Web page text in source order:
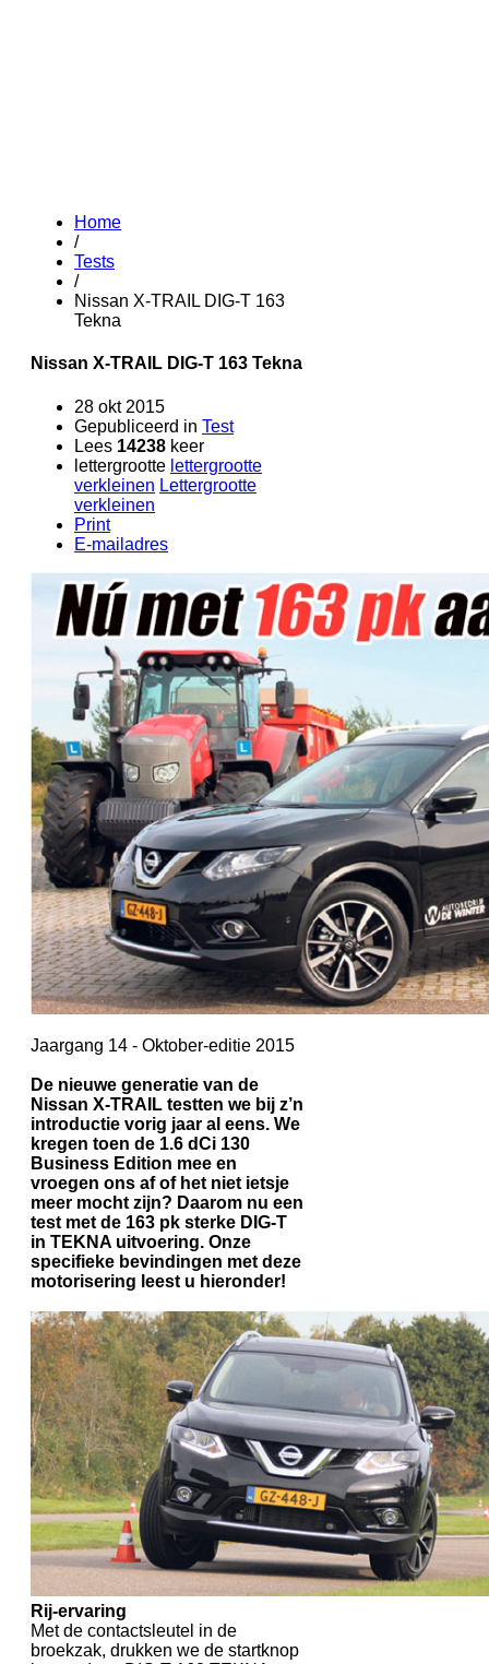
Home
/
Tests
/
Nissan X-TRAIL DIG-T 163
Tekna
Nissan X-TRAIL DIG-T 163 Tekna
28 okt 2015
Gepubliceerd in Test
Lees 14238 keer
lettergrootte lettergrootte
verkleinen Lettergrootte
verkleinen
Print
E-mailadres
Jaargang 14 - Oktober-editie 2015
De nieuwe generatie van de
Nissan X-TRAIL testten we bij z’n
introductie vorig jaar al eens. We
kregen toen de 1.6 dCi 130
Business Edition mee en
vroegen ons af of het niet ietsje
meer mocht zijn? Daarom nu een
test met de 163 pk sterke DIG-T
in TEKNA uitvoering. Onze
specifieke bevindingen met deze
motorisering leest u hieronder!
Rij-ervaring
Met de contactsleutel in de
broekzak, drukken we de startknop